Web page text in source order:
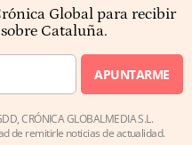
Global para recibir
Cataluña.
APUNTARME
CRÓNICA GLOBALMEDIA S.L.
de remitirle noticias de actualidad.